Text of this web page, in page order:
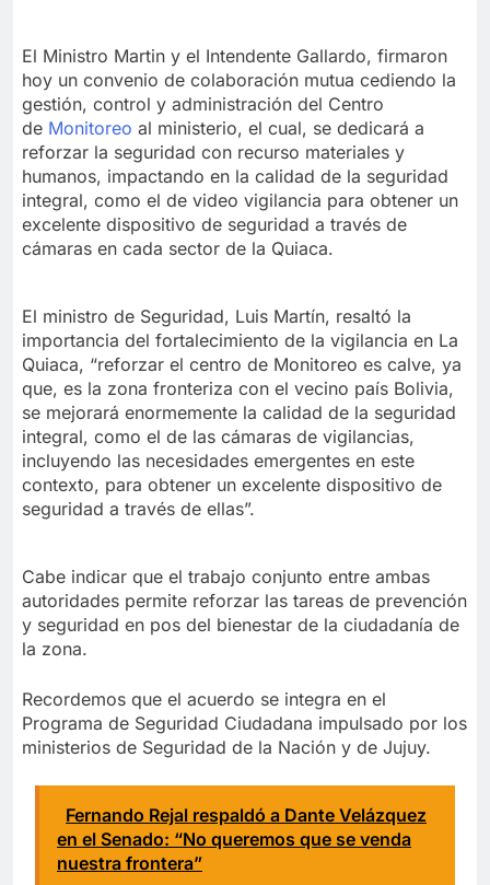
El Ministro Martin y el Intendente Gallardo, firmaron
hoy un convenio de colaboración mutua cediendo la
gestión, control y administración del Centro
de Monitoreo al ministerio, el cual, se dedicará a
reforzar la seguridad con recurso materiales y
humanos, impactando en la calidad de la seguridad
integral, como el de video vigilancia para obtener un
excelente dispositivo de seguridad a través de
cámaras en cada sector de la Quiaca.
El ministro de Seguridad, Luis Martín, resaltó la
importancia del fortalecimiento de la vigilancia en La
Quiaca, “reforzar el centro de Monitoreo es calve, ya
que, es la zona fronteriza con el vecino país Bolivia,
se mejorará enormemente la calidad de la seguridad
integral, como el de las cámaras de vigilancias,
incluyendo las necesidades emergentes en este
contexto, para obtener un excelente dispositivo de
seguridad a través de ellas”.
Cabe indicar que el trabajo conjunto entre ambas
autoridades permite reforzar las tareas de prevención
y seguridad en pos del bienestar de la ciudadanía de
la zona.
Recordemos que el acuerdo se integra en el
Programa de Seguridad Ciudadana impulsado por los
ministerios de Seguridad de la Nación y de Jujuy.
Fernando Rejal respaldó a Dante Velázquez
en el Senado: “No queremos que se venda
nuestra frontera”